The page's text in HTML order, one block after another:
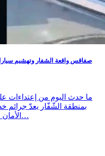
صفاقس واقعة الشفار وتهشيم
ما حدث اليوم من إعتداءات
بمنطقة الشّفّار يعدّ جرائم
الأمان مقابل المال" فغياب سلطة القانون…